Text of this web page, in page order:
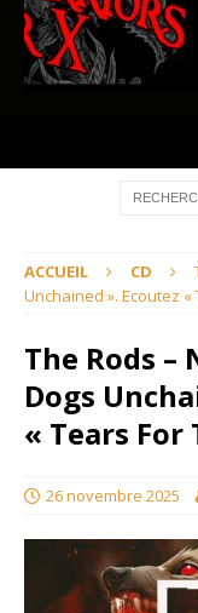
ACCUEIL CD
Unchained ». Ecoutez
The Rods
Dogs
« Tears
26 novembre 2025